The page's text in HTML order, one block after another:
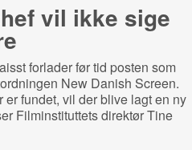
vil ikke sige
forlader før tid posten som
New Danish Screen.
er fundet, vil der blive lagt en ny
Filminstituttets direktør Tine